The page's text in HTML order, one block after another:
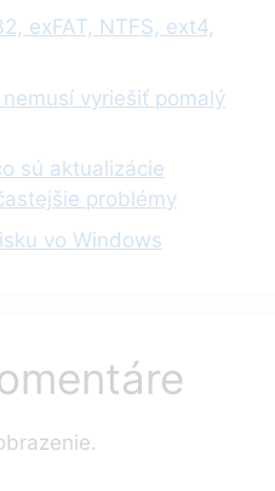
exFAT, NTFS, ext4,
vyriešiť pomalý
sú aktualizácie
problémy
vo Windows